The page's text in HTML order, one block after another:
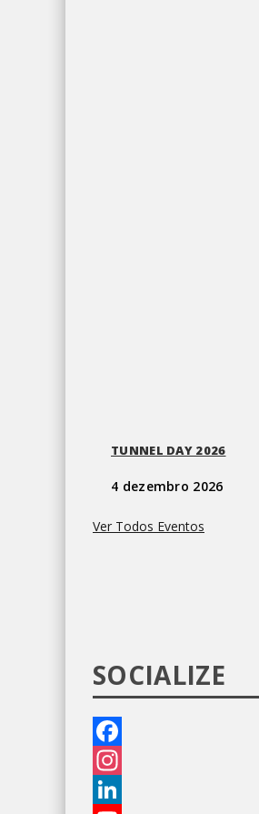
TUNNEL DAY 2026
4 dezembro 2026
Ver Todos Eventos
SOCIALIZE
Facebook
Instagram